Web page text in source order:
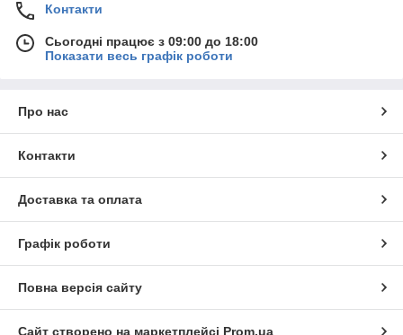
Контакти
Сьогодні працює з 09:00 до 18:00
Показати весь графік роботи
Про нас
Контакти
Доставка та оплата
Графік роботи
Повна версія сайту
Сайт створено на маркетплейсі Prom.ua